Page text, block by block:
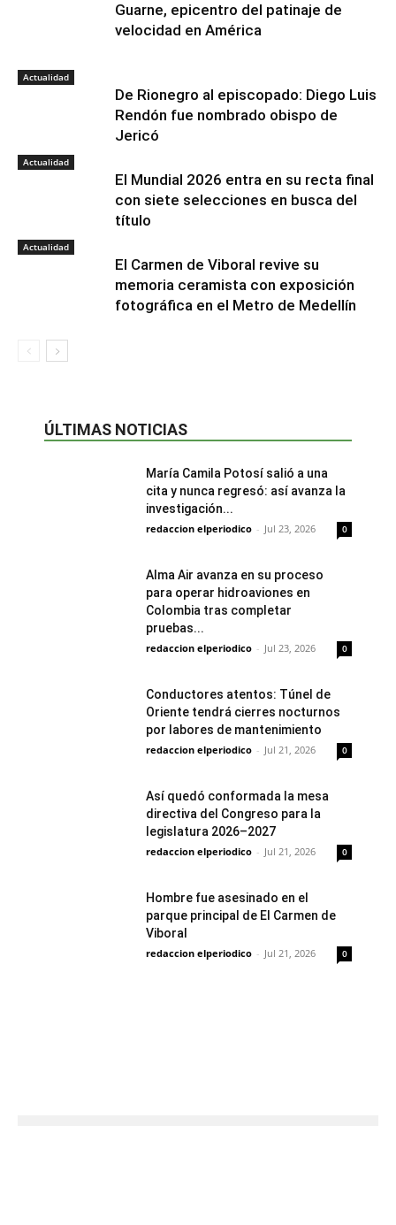
Guarne, epicentro del patinaje de
velocidad en América
Actualidad
De Rionegro al episcopado: Diego Luis
Rendón fue nombrado obispo de
Jericó
Actualidad
El Mundial 2026 entra en su recta final
con siete selecciones en busca del
título
Actualidad
El Carmen de Viboral revive su
memoria ceramista con exposición
fotográfica en el Metro de Medellín
ÚLTIMAS NOTICIAS
María Camila Potosí salió a una
cita y nunca regresó: así avanza la
investigación...
redaccion elperiodico - Jul 23, 2026 0
Alma Air avanza en su proceso
para operar hidroaviones en
Colombia tras completar
pruebas...
redaccion elperiodico - Jul 23, 2026 0
Conductores atentos: Túnel de
Oriente tendrá cierres nocturnos
por labores de mantenimiento
redaccion elperiodico - Jul 21, 2026 0
Así quedó conformada la mesa
directiva del Congreso para la
legislatura 2026–2027
redaccion elperiodico - Jul 21, 2026 0
Hombre fue asesinado en el
parque principal de El Carmen de
Viboral
redaccion elperiodico - Jul 21, 2026 0